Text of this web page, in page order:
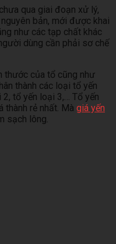
qua giai đoạn xử lý,
bản, mới được khai
như các tạp chất khác
dùng cần phải sơ chế
thước của tổ cũng như
thành các loại tổ yến
2, tổ yến loại 3,… Tổ yến
rẻ nhất. Mà giá yến
sạch lông.